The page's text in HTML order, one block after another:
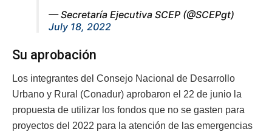
— Secretaría Ejecutiva SCEP (@SCEPgt)
July 18, 2022
Su aprobación
Los integrantes del Consejo Nacional de Desarrollo
Urbano y Rural (Conadur) aprobaron el 22 de junio la
propuesta de utilizar los fondos que no se gasten para
proyectos del 2022 para la atención de las emergencias